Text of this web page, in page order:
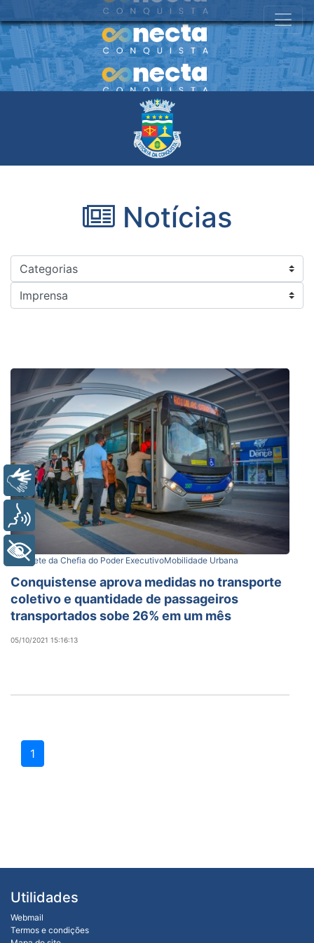
Notícias
Gabinete da Chefia do Poder ExecutivoMobilidade Urbana
Conquistense aprova medidas no transporte
coletivo e quantidade de passageiros
transportados sobe 26% em um mês
05/10/2021 15:16:13
1
Utilidades
Webmail
Termos e condições
Libras
Voz
+ Acessibilidade